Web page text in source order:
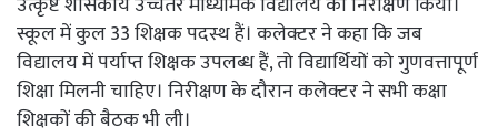
स्कूल में कुल 33 शिक्षक पदस्थ हैं। कलेक्टर ने कहा कि जब
विद्यालय में पर्याप्त शिक्षक उपलब्ध हैं, तो विद्यार्थियों को गुणवत्तापूर्ण
शिक्षा मिलनी चाहिए। निरीक्षण के दौरान कलेक्टर ने सभी कक्षा
शिक्षकों की बैठक भी ली।